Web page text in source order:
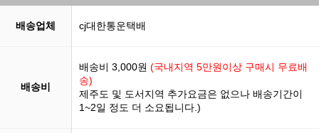
배송업체 cj대한통운택배
배송비
배송비 3,000원 (국내지역 5만원이상 구매시 무료배
송)
제주도 및 도서지역 추가요금은 없으나 배송기간이
1~2일 정도 더 소요됩니다.)